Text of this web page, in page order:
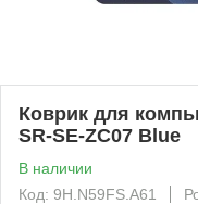
Коврик для
SR-SE-ZC07 Blue
В наличии
Код: 9H.N59FS.A61